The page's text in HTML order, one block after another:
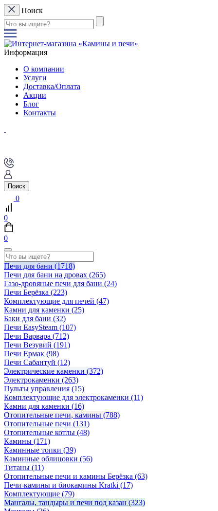
Поиск
Информация
О компании
Услуги
Доставка/Оплата
Акции
Блог
Контакты
Поиск
0
0
0
Печи для бани (1718)
Печи для бани на дровах (265)
Газо-дровяные печи для бани (24)
Печи Берёзка (223)
Комплектующие для печей (47)
Камни для каменки (25)
Баки для бани (32)
Печи EasySteam (107)
Печи Варвара (712)
Печи Везувий (191)
Печи Ермак (98)
Печи Сабантуй (12)
Электрические каменки (372)
Электрокаменки (263)
Пульты управления (15)
Комплектующие для электрокаменки (11)
Камни для каменки (16)
Отопительные печи, камины (788)
Отопительные печи (131)
Отопительные котлы (48)
Камины (171)
Каминные топки (39)
Каминные облицовки (56)
Титаны (11)
Отопительные печи и камины Берёзка (63)
Печи-камины и биокамины Kratki (17)
Комплектующие (79)
Мангалы, тандыры и печи под казан (323)